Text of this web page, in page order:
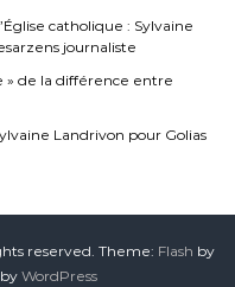
catholique : Sylvaine
journaliste
» de la différence entre
Landrivon pour Golias
reserved. Theme: Flash by
WordPress